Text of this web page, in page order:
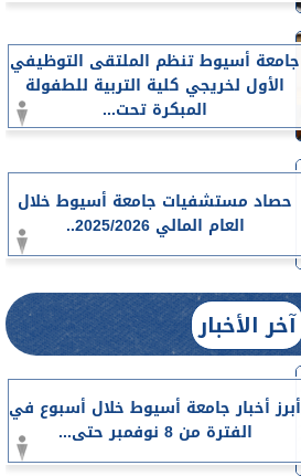
جامعة أسيوط تنظم الملتقى التوظيفي
الأول لخريجي كلية التربية للطفولة
المبكرة تحت...
حصاد مستشفيات جامعة أسيوط خلال
العام المالي 2025/2026..
آخر الأخبار
أبرز أخبار جامعة أسيوط خلال أسبوع في
الفترة من 8 نوفمبر حتى...